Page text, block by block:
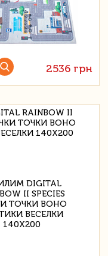
2536 грн
RAINBOW II
ТОЧКИ BOHO
140X200